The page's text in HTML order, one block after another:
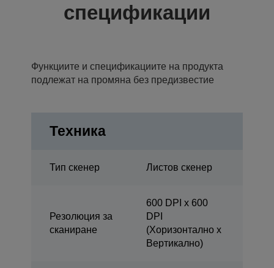
спецификации
Функциите и спецификациите на продукта
подлежат на промяна без предизвестие
Техника
Тип скенер Листов скенер
Резолюция за
сканиране
600 DPI x 600
DPI
(Хоризонтално x
Вертикално)